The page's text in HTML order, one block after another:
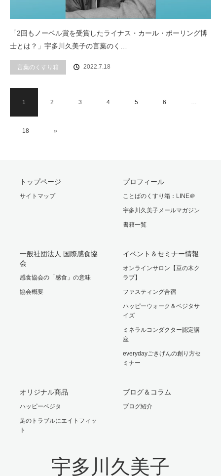
「2回もノーベル賞を受賞したライナス・カール・ポーリング博
士とは？」宇多川久美子の言葉のく…
言葉のくすり箱 2022.7.18
1 2 3 4 5 6 …
18 »
トップページ
サイトマップ
プロフィール
ことばのくすり箱：LINE＠
宇多川久美子メールマガジン
書籍一覧
一般社団法人 国際感食協
会
感食協会の「感食」の意味
協会概要
イベント＆セミナー情報
オンラインサロン【豆の木ク
ラブ】
ファスティング合宿
ハッピーウォーク＆ベジタサ
イズ
ミネラルコンダクター認定講
座
everydayごきげんの創り方セ
ミナー
オリジナル商品
ハッピーベジタ
足のトラブルにエイトフィッ
ト
ブログ＆コラム
ブログ紹介
宇多川久美子